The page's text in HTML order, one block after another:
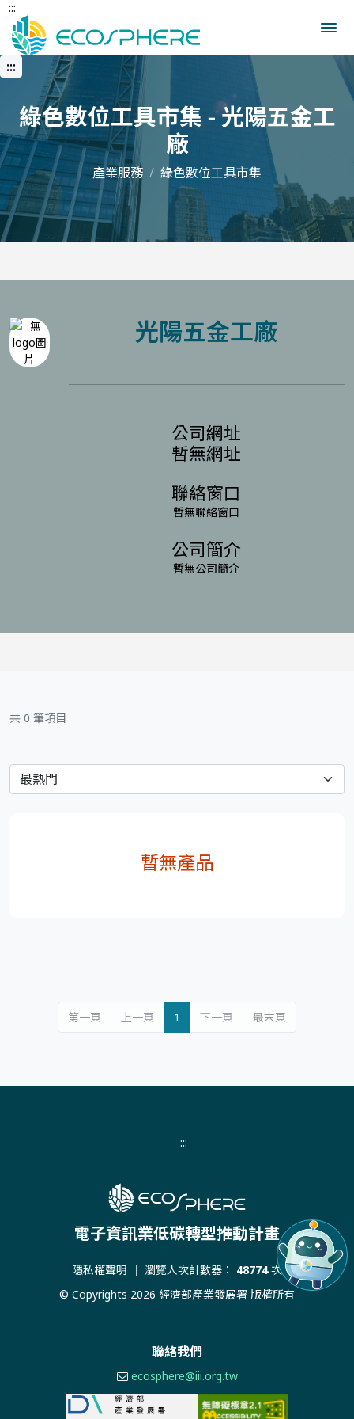
跳
到
中
內
:::
:::
綠色數位工具市集 - 光陽五金工
廠
產業服務 綠色數位工具市集
光陽五金工廠
公司網址
暫無網址
聯絡窗口
暫無聯絡窗口
公司簡介
暫無公司簡介
共 0 筆項目
暫無產品
第一頁 上一頁 1 下一頁 最末頁
:::
電子資訊業低碳轉型推動計畫
隱私權聲明 ｜ 瀏覽人次計數器： 48774次
© Copyrights 2026 經濟部產業發展署 版權所有
聯絡我們
ecosphere@iii.org.tw